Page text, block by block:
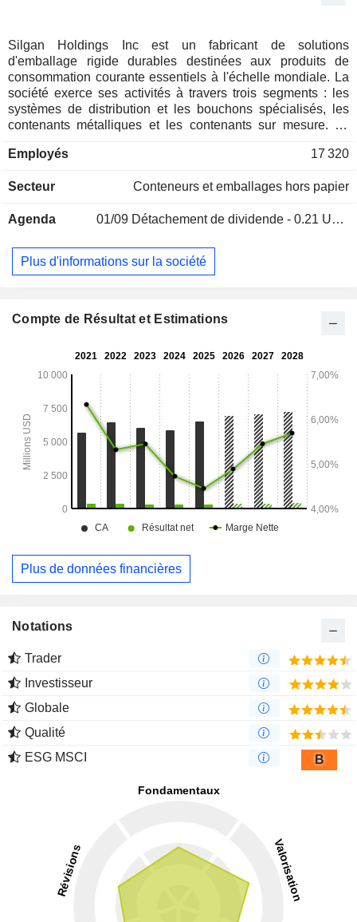
Silgan Holdings Inc est un fabricant de solutions
d'emballage rigide durables destinées aux produits de
consommation courante essentiels à l'échelle mondiale. La
société exerce ses activités à travers trois segments : les
systèmes de distribution et les bouchons spécialisés, les
contenants métalliques et les contenants sur mesure. Le
spécialisés fabrique une gamme de systèmes de distribution
parfums et des produits de beauté, de l'alimentation, des
d'entretien ménager, ainsi que des produits pour le jardin et
métalliques fabrique des contenants en acier et en
aluminium destinés à l'alimentation animale et humaine
contenants en plastique conçus sur mesure pour
l'automobile. Ses produits sont utilisés sur divers marchés
finaux, et la société exploite plus de 121 usines de
fabrication en Amérique du Nord, en Europe, en Asie et en
Amérique du Sud.
Employés 17 320
Secteur Conteneurs et emballages hors papier
Agenda 01/09 Détachement de dividende - 0.21 USD
Plus d'informations sur la société
Compte de Résultat et Estimations
Plus de données financières
Notations
Trader
Investisseur
Globale
Qualité
ESG MSCI
B